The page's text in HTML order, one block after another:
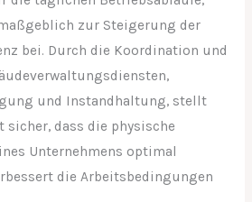
zur Steigerung der
bei. Durch die Koordination und
und Instandhaltung, stellt
sicher, dass die physische
Unternehmens optimal
die Arbeitsbedingungen